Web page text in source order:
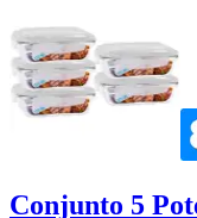
Conjunto 5